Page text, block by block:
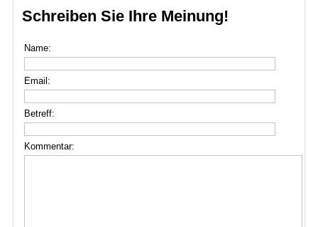
Schreiben Sie Ihre Meinung!
Name:
Email:
Betreff:
Kommentar: